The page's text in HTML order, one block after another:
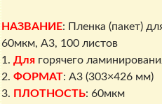
НАЗВАНИЕ: Пленка (пакет)
60мкм, A3, 100 листов
1. Длягорячего
2. ФОРМАТ: A3 (303×426 мм)
3. ПЛОТНОСТЬ: 60мкм